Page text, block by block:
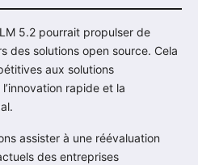
5.2 pourrait propulser de
des solutions open source. Cela
aux solutions
rapide et la
assister à une réévaluation
des entreprises